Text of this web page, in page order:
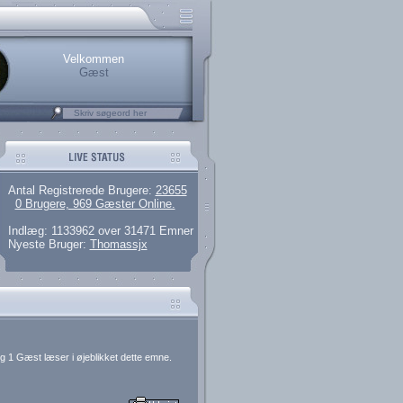
brugere
artikler og 135 guides
her.
Velkommen
Gæst
Antal Registrerede Brugere: 23655
0 Brugere, 969 Gæster Online.
Indlæg: 1133962 over 31471 Emner
Nyeste Bruger: Thomassjx
1 Gæst læser i øjeblikket dette emne.